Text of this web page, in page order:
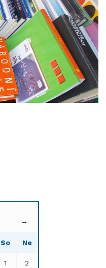
→
So Ne
1 2